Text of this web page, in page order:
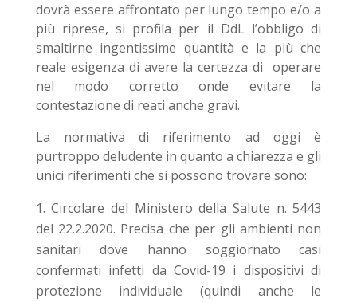
dovrà essere affrontato per lungo tempo e/o a
più riprese, si profila per il DdL l’obbligo di
smaltirne ingentissime quantità e la più che
reale esigenza di avere la certezza di operare
nel modo corretto onde evitare la
contestazione di reati anche gravi.
La normativa di riferimento ad oggi è
purtroppo deludente in quanto a chiarezza e gli
unici riferimenti che si possono trovare sono:
Circolare del Ministero della Salute n. 5443
del 22.2.2020. Precisa che per gli ambienti non
sanitari dove hanno soggiornato casi
confermati infetti da Covid-19 i dispositivi di
protezione individuale (quindi anche le